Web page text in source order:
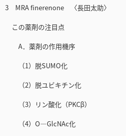
3 MRA finerenone 〈長田太助〉
この薬剤の注目点
A．薬剤の作用機序
（1）脱SUMO化
（2）脱ユビキチン化
（3）リン酸化（PKCβ）
（4）O—GlcNAc化